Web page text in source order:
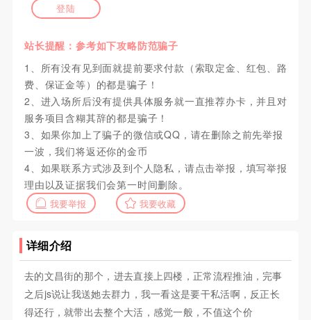
登陆
站长提醒：参考如下攻略防范骗子
1、所有没有见到面就提前要求付款（索取定金、红包、路
费、保证金等）的都是骗子！
2、进入场所后没有提供具体服务就一直推荐办卡，并且对
服务项目含糊其辞的都是骗子！
3、如果你加上了骗子的微信或QQ，请在删除之前先举报
一波，我们将返还你的金币
4、如果联系方式涉及到个人隐私，请点击举报，填写举报
理由以及证据我们会第一时间删除。
我要举报 我要收藏
详细介绍
去的文昌街的那个，进去直接上四楼，正常流程推油，完事
之后js说让我送她去群力，我一看这是要干私活啊，反正长
得还行，就带出去整个大活，感觉一般，不值这个价